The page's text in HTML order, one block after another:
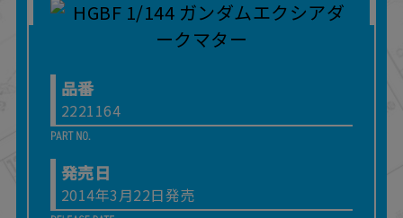
品番
2221164
発売日
2014年3月22日発売